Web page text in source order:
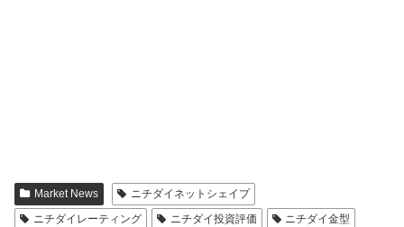
Market News
ニチダイネットシェイプ
ニチダイレーティング
ニチダイ投資評価
ニチダイ金型